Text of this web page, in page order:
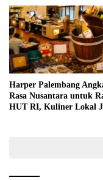
Harper Palembang
Rasa Nusantara untuk
HUT RI, Kuliner Lokal